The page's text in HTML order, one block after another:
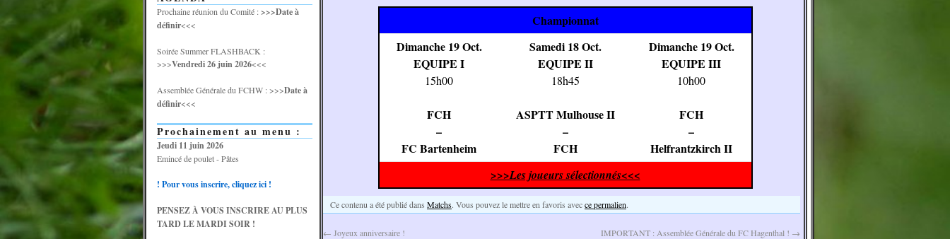
Championnat
Dimanche 19 Oct.
EQUIPE I
15h00
FCH
–
FC Bartenheim
Samedi 18 Oct.
EQUIPE II
18h45
ASPTT Mulhouse II
–
FCH
Dimanche 19 Oct.
EQUIPE III
10h00
FCH
–
Helfrantzkirch II
>>>Les joueurs sélectionnés<<<
Ce contenu a été publié dans Matchs. Vous pouvez le mettre en favoris avecce permalien.
← Joyeux anniversaire ! IMPORTANT : Assemblée Générale du FC Hagenthal ! →
Prochaine réunion du Comité :>>>Date à
définir<<<
Soirée Summer FLASHBACK :
>>>Vendredi 26 juin 2026<<<
Assemblée Générale du FCHW : >>>Date à
définir<<<
Prochainement au menu :
Jeudi 11 juin 2026
Emincé de poulet - Pâtes
! Pour vous inscrire, cliquez ici !
PENSEZ À VOUS INSCRIRE AU PLUS
TARD LE MARDI SOIR !